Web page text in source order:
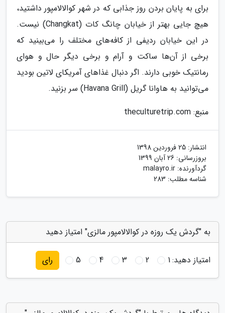
برای به پایان بردن روز جذابی که در شهر کوالالامپور داشتید،
هیچ جایی بهتر از خیابان چانگ کات (Changkat) نیست.
در این خیابان ردیفی از کافه‌های مختلف را می‌بینید که
برخی از آن‌ها ساکت و آرام و برخی دیگر حال و هوای
رمانتیک خوبی دارند. اگر دنبال غذاهای آمریکای لاتین بودید
می‌توانید به هاوانا گریل (Havana Grill) سر بزنید.
منبع: theculturetrip.com
انتشار: 25 فروردین 1398
بروزرسانی: 26 آبان 1399
گردآورنده: malayro.ir
شناسه مطلب: 283
به "گردش یک روزه در کوالالامپور مالزی" امتیاز دهید
امتیاز دهید:1
2
3
4
5 رای